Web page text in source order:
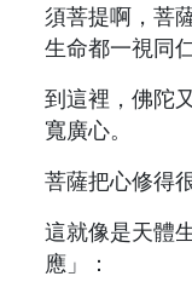
須菩提啊，菩
生命都一視同
到這裡，佛陀
寬廣心。
菩薩把心修得
這就像是天體
應」：